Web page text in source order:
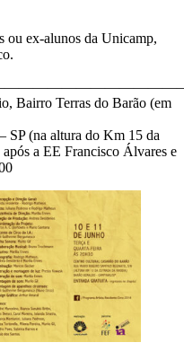
ou ex-alunos da Unicamp,
Bairro Terras do Barão (em
SP (na altura do Km 15 da
a EE Francisco Álvares e